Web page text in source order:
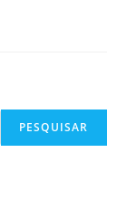
PESQUISAR